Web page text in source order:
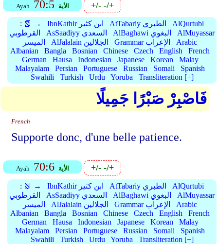
Ayah 70:5 الأية +/--/+
: 📗 → IbnKathir ابن كثير AtTabariy الطبري
AlQurtubi
القرطوبي
AsSaadiyy السعدي AlBaghawi البغوي
AlMuyassar
الميسر
AlJalalain الجلالين Grammar الإعراب
Arabic
Albanian
Bangla Bosnian Chinese Czech English
French
German
Hausa Indonesian Japanese Korean
Malay
Malayalam
Persian Portuguese Russian Somali
Spanish
Swahili
Turkish Urdu Yoruba Transliteration [+]
فَاصْبِرْ صَبْرًا جَمِيلًا
French
Supporte donc, d'une belle patience.
Ayah 70:6 الأية +/--/+
: 📗 → IbnKathir ابن كثير AtTabariy الطبري
AlQurtubi
القرطوبي
AsSaadiyy السعدي AlBaghawi البغوي
AlMuyassar
الميسر
AlJalalain الجلالين Grammar الإعراب
Arabic
Albanian
Bangla Bosnian Chinese Czech English
French
German
Hausa Indonesian Japanese Korean
Malay
Malayalam
Persian Portuguese Russian Somali
Spanish
Swahili
Turkish Urdu Yoruba Transliteration [+]